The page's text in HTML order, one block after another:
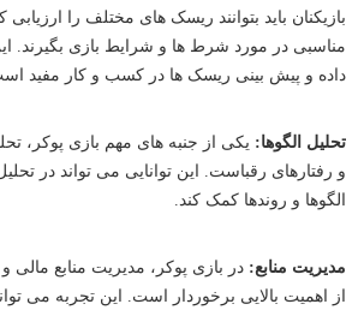
بازیکنان باید بتوانند ریسک های مختلف را
مناسبی در مورد شرط ها و شرایط بازی بگیرند.
داده و پیش بینی ریسک ها در کسب و کار مفید
تحلیل الگوها: یکی از جنبه های مهم بازی پوکر،
و رفتارهای رقباست. این توانایی می تواند در
الگوها و روندها کمک کند.
مدیریت منابع: در بازی پوکر، مدیریت منابع مالی و
از اهمیت بالایی برخوردار است. این تجربه می